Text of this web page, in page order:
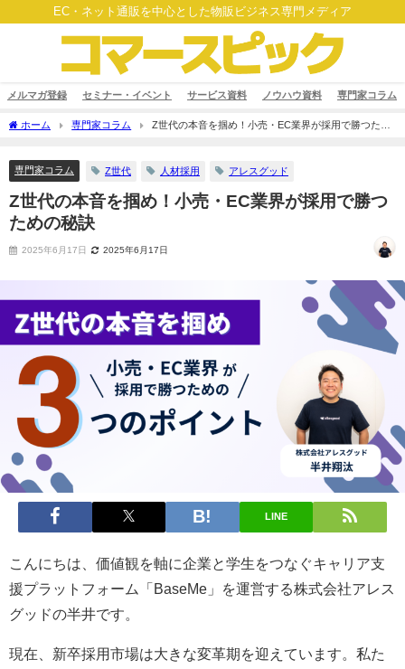
EC・ネット通販を中心とした物販ビジネス専門メディア
メルマガ登録 セミナー・イベント サービス資料 ノウハウ資料 専門家コラム
ホーム 専門家コラム
Z世代の本音を掴め！小売・EC業界が採用で勝つため
専門家コラム Z世代 人材採用 アレスグッド
Z世代の本音を掴め！小売・EC業界が採用で勝つ
ための秘訣
2025年6月17日 2025年6月17日
LINE
こんにちは、価値観を軸に企業と学生をつなぐキャリア支
援プラットフォーム「BaseMe」を運営する株式会社アレス
グッドの半井です。
現在、新卒採用市場は大きな変革期を迎えています。私た